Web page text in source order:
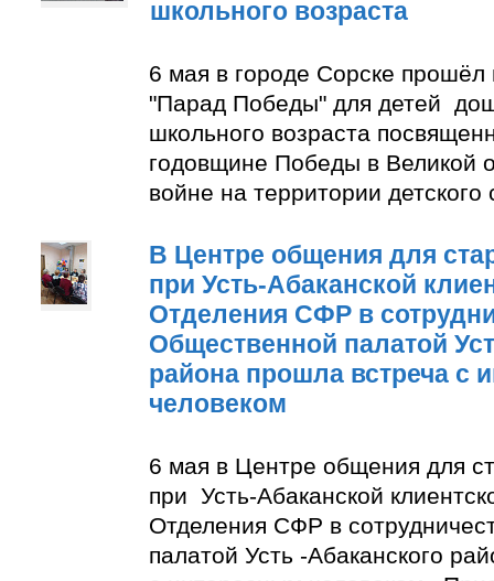
школьного возраста
6 мая в городе Сорске
"Парад Победы" для детей
школьного возраста
годовщине Победы в Великой
войне на территории
В Центре общения для
при Усть-Абаканской
Отделения СФР в
Общественной палатой
района прошла встреча с
человеком
6 мая в Центре общения для
при Усть-Абаканской
Отделения СФР в
палатой Усть -Абаканского